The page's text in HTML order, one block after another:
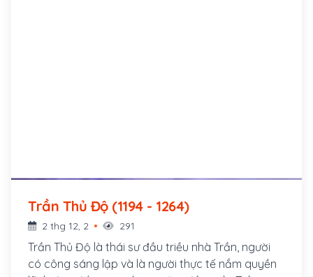
Trần Thủ Độ (1194 - 1264)
2 thg 12, 2 291
Trần Thủ Độ là thái sư đầu triều nhà Trần, người
có công sáng lập và là người thực tế nắm quyền